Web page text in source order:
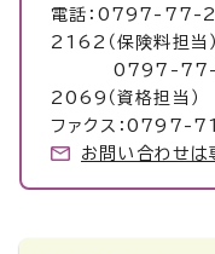
電話：0797-77-
2162（保険料担当
0797-77-
2069（資格担当）
ファクス：0797-
お問い合わせは